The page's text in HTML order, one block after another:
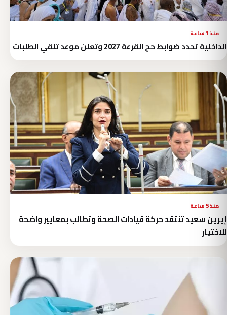
منذ 1 ساعة
الداخلية تحدد ضوابط حج القرعة 2027 وتعلن موعد تلقي الطلبات
منذ 5 ساعة
إيرين سعيد تنتقد حركة قيادات الصحة وتطالب بمعايير واضحة
للاختيار